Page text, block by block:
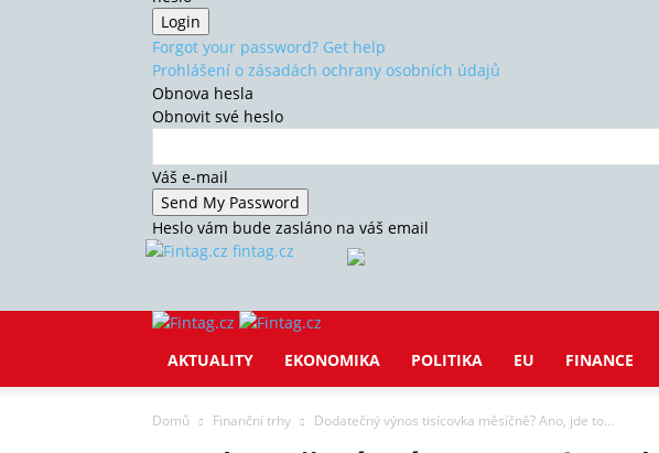
Forgot your password? Get help
Prohlášení o zásadách ochrany osobních údajů
Obnova hesla
Obnovit své heslo
Váš e-mail
Heslo vám bude zasláno na váš email
fintag.cz
AKTUALITY EKONOMIKA POLITIKA EU FINANCE
Domů Finanční trhy Dodatečný výnos tisícovka měsíčně? Ano, jde to…